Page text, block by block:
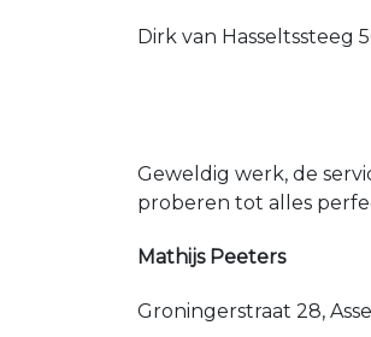
Dirk van Hasseltssteeg
Geweldig werk, de
proberen tot alles
Mathijs Peeters
Groningerstraat 28,